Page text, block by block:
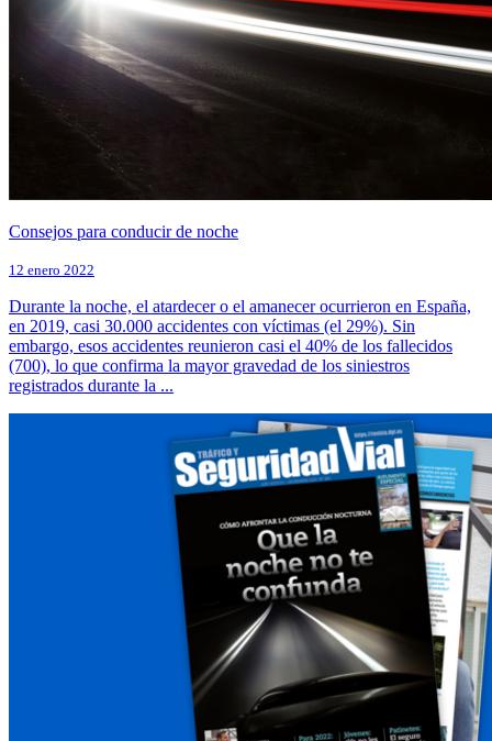
Consejos para conducir de noche
12 enero 2022
Durante la noche, el atardecer o el amanecer ocurrieron en España,
en 2019, casi 30.000 accidentes con víctimas (el 29%). Sin
embargo, esos accidentes reunieron casi el 40% de los fallecidos
(700), lo que confirma la mayor gravedad de los siniestros
registrados durante la ...